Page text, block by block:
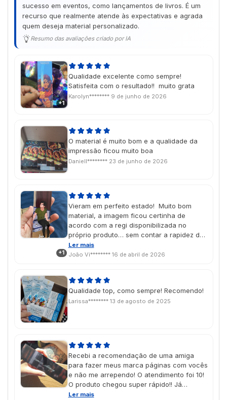
sucesso em eventos, como lançamentos de livros. É um
recurso que realmente atende às expectativas e agrada
quem deseja material personalizado.
Resumo das avaliações criado por IA
+1
Qualidade excelente como sempre!
Satisfeita com o resultado!! muito grata
Karolyn******** 9 de junho de 2026
O material é muito bom e a qualidade da
impressão ficou muito boa
Daniell******** 23 de junho de 2026
+1
Vieram em perfeito estado! Muito bom
material, a imagem ficou certinha de
acordo com a regi disponibilizada no
próprio produto… sem contar a rapidez de
confecção e entrega!
Ler mais
João Vi******** 16 de abril de 2026
Qualidade top, como sempre! Recomendo!
Larissa******** 13 de agosto de 2025
Recebi a recomendação de uma amiga
para fazer meus marca páginas com vocês
e não me arrependo! O atendimento foi 10!
O produto chegou super rápido!! Já
pensando em futuras encomendas!!
Ler mais